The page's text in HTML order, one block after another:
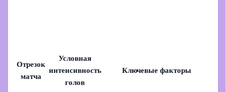
Отрезок
матча
Условная
интенсивность
голов
Ключевые факторы